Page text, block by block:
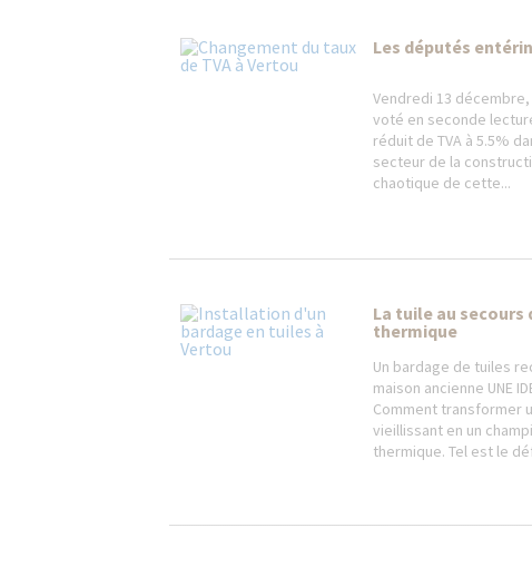
Les députés
Vendredi 13
voté en seconde
réduit de TVA à 5.5%
secteur de la
chaotique de cette...
La tuile au
thermique
Un bardage de tuiles
maison ancienne UNE
Comment transformer
vieillissant en un
thermique. Tel est le